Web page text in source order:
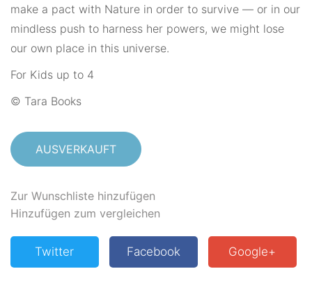
make a pact with Nature in order to survive — or in our
mindless push to harness her powers, we might lose
our own place in this universe.
For Kids up to 4
© Tara Books
AUSVERKAUFT
Zur Wunschliste hinzufügen
Hinzufügen zum vergleichen
Twitter Facebook Google+